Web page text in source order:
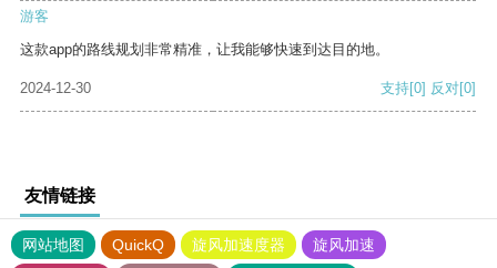
游客
这款app的路线规划非常精准，让我能够快速到达目的地。
2024-12-30 支持[0] 反对[0]
友情链接
网站地图 QuickQ 旋风加速度器
旋风加速